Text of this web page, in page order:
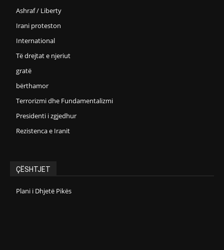
Ashraf / Liberty
Irani proteston
International
Të drejtat e njeriut
gratë
bërthamor
Terrorizmi dhe Fundamentalizmi
Presidenti i zgjedhur
Rezistenca e Iranit
ÇËSHTJET
Plani i Dhjetë Pikës